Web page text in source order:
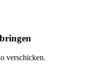
verschicken.